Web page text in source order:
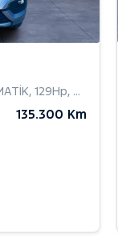
, 129Hp, Combi
135.300 Km